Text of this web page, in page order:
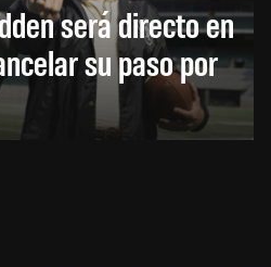
será directo en
su paso por